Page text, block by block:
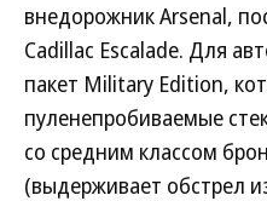
внедорожник Arsenal,
Cadillac Escalade. Для
пакет Military Edition,
пуленепробиваемые
со средним классом
(выдерживает обстрел